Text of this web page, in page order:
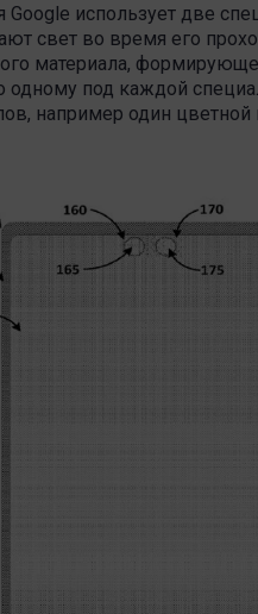
Google использует две
свет во время его
материала,
одному под каждой
например один